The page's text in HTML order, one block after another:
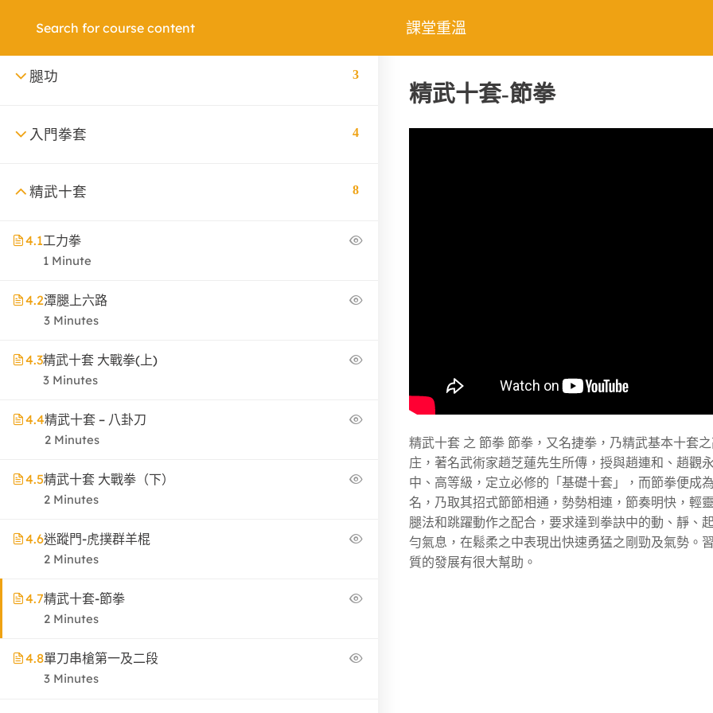
Home
課堂重溫
腿功 3
入門拳套 4
精武十套 8
4.1工力拳
1 Minute
4.2潭腿上六路
3 Minutes
4.3精武十套 大戰拳(上)
3 Minutes
4.4精武十套 – 八卦刀
2 Minutes
4.5精武十套 大戰拳（下）
2 Minutes
4.6迷蹤門-虎撲群羊棍
2 Minutes
4.7精武十套-節拳
2 Minutes
4.8單刀串槍第一及二段
3 Minutes
精武十套-節拳
精武十套 之 節拳 節拳，又名捷拳，乃精武基本十套
庄，著名武術家趙芝蓮先生所傳，授與趙連和、趙觀
中、高等級，定立必修的「基礎十套」，而節拳便成
名，乃取其招式節節相通，勢勢相連，節奏明快，輕
腿法和跳躍動作之配合，要求達到拳訣中的動、靜、
勻氣息，在鬆柔之中表現出快速勇猛之剛勁及氣勢。
質的發展有很大幫助。